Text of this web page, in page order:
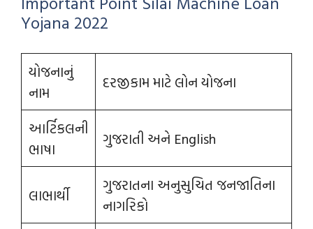
Yojana 2022
યોજનાનું
નામ
દરજીકામ માટે લોન યોજના
આર્ટિકલની
ભાષા
ગુજરાતી અને English
લાભાર્થી
ગુજરાતના અનુસુચિત જનજાતિના
નાગરિકો